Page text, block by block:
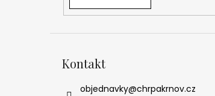
Kontakt
objednavky@chrpakrnov.cz